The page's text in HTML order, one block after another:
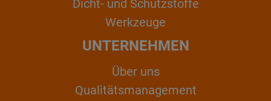
Dicht- und Schutzstoffe
Werkzeuge
UNTERNEHMEN
Über uns
Qualitätsmanagement